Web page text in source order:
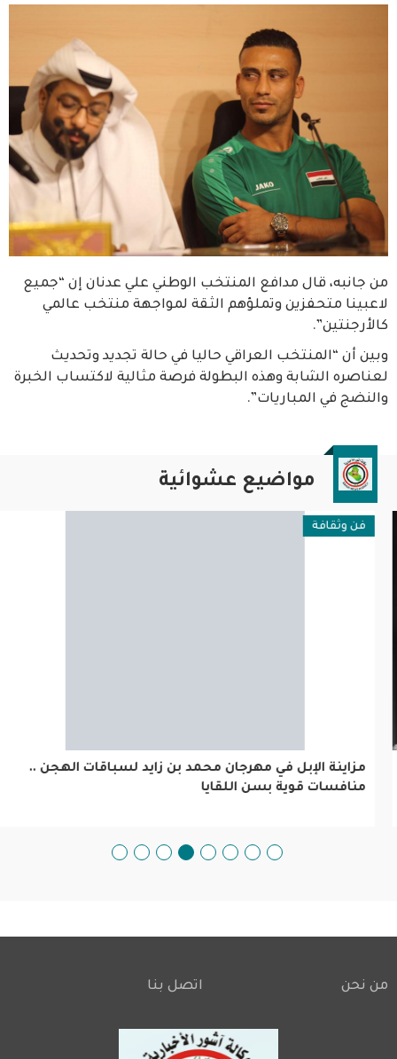
من جانبه، قال مدافع المنتخب الوطني علي عدنان إن “جميع
لاعبينا متحفزين وتملؤهم الثقة لمواجهة منتخب عالمي
كالأرجنتين”.
وبين أن “المنتخب العراقي حاليا في حالة تجديد وتحديث
لعناصره الشابة وهذه البطولة فرصة مثالية لاكتساب الخبرة
والنضج في المباريات”.
مواضيع عشوائية
فن وثقافة
مزاينة الإبل في مهرجان محمد بن زايد لسباقات الهجن ..
قوية بسن اللقايا
Footer
من نحن اتصل بنا